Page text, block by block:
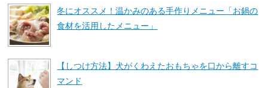
冬にオススメ！温かみのある手作りメニュー「お鍋の
食材を活用したメニュー」
【しつけ方法】犬がくわえたおもちゃを口から離すコ
マンド